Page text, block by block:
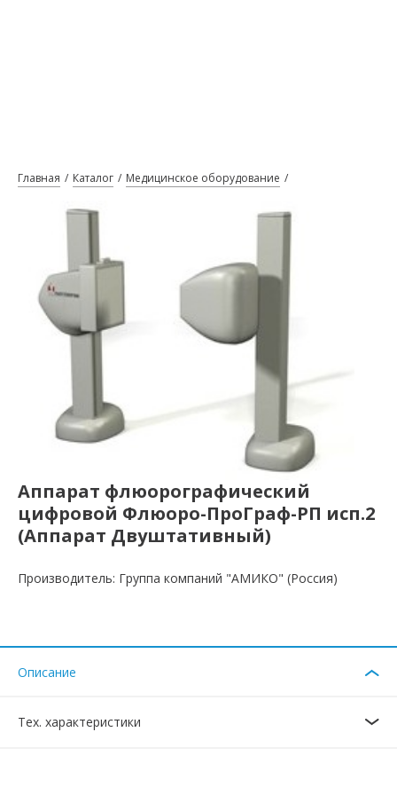
Главная Каталог Медицинское оборудование
Аппарат флюорографический
цифровой Флюоро-ПроГраф-РП исп.2
(Аппарат Двуштативный)
Производитель: Группа компаний "АМИКО" (Россия)
Описание
Тех. характеристики